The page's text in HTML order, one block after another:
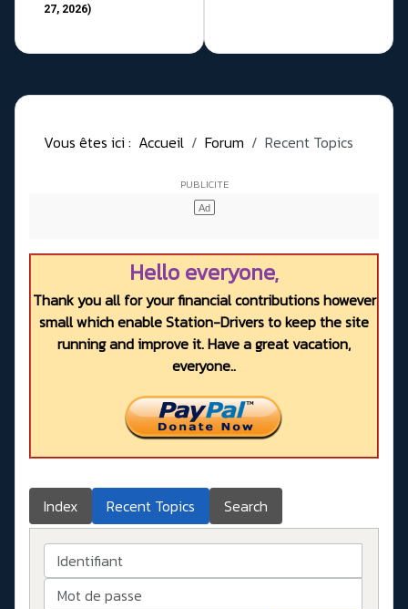
27, 2026)
Vous êtes ici : Accueil Forum Recent Topics
Hello everyone,
Thank you all for your financial contributions however
small which enable Station-Drivers to keep the site
running and improve it. Have a great vacation,
everyone..
Index Recent Topics Search
Identifiant
Mot de passe